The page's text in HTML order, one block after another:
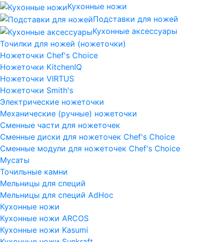
Кухонные ножи
Подставки для ножей
Кухонные аксессуары
Точилки для ножей (ножеточки)
Ножеточки Chef's Choice
Ножеточки KitchenIQ
Ножеточки VIRTUS
Ножеточки Smith's
Электрические ножеточки
Механические (ручные) ножеточки
Сменные части для ножеточек
Сменные диски для ножеточек Chef's Choice
Сменные модули для ножеточек Chef's Choice
Мусаты
Точильные камни
Мельницы для специй
Мельницы для специй AdHoc
Кухонные ножи
Кухонные ножи ARCOS
Кухонные ножи Kasumi